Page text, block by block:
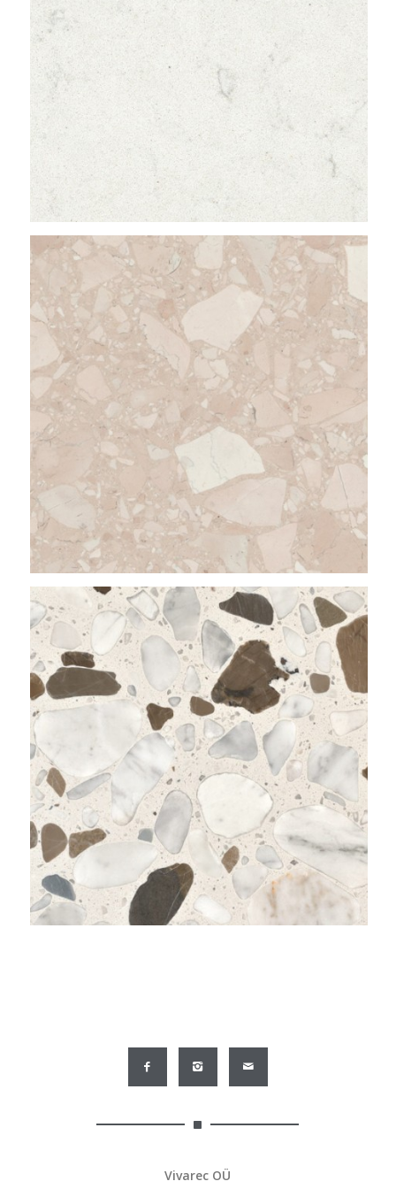
Vivarec OÜ